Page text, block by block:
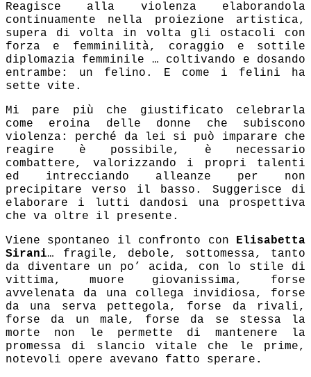
Reagisce alla violenza elaborandola
continuamente nella proiezione artistica,
supera di volta in volta gli ostacoli con
forza e femminilità, coraggio e sottile
diplomazia femminile … coltivando e dosando
entrambe: un felino. E come i felini ha
sette vite.
Mi pare più che giustificato celebrarla
come eroina delle donne che subiscono
violenza: perché da lei si può imparare che
reagire è possibile, è necessario
combattere, valorizzando i propri talenti
ed intrecciando alleanze per non
precipitare verso il basso. Suggerisce di
elaborare i lutti dandosi una prospettiva
che va oltre il presente.
Viene spontaneo il confronto con Elisabetta
Sirani…
fragile, debole, sottomessa, tanto
da diventare un po’ acida, con lo stile di
vittima, muore giovanissima, forse
avvelenata da una collega invidiosa, forse
da una serva pettegola, forse da rivali,
forse da un male, forse da se stessa la
morte non le permette di mantenere la
promessa di slancio vitale che le prime,
notevoli opere avevano fatto sperare .